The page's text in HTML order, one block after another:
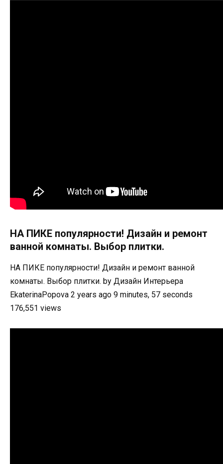
НА ПИКЕ популярности! Дизайн и ремонт
ванной комнаты. Выбор плитки.
НА ПИКЕ популярности! Дизайн и ремонт ванной
комнаты. Выбор плитки. by Дизайн Интерьера
EkaterinaPopova 2 years ago 9 minutes, 57 seconds
176,551 views